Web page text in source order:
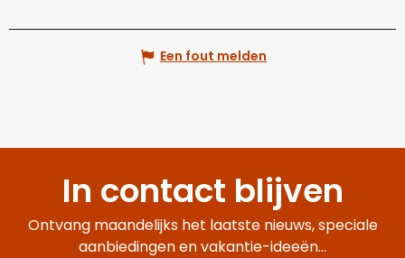
Een fout melden
In contact blijven
Ontvang maandelijks het laatste nieuws, speciale
aanbiedingen en vakantie-ideeën...